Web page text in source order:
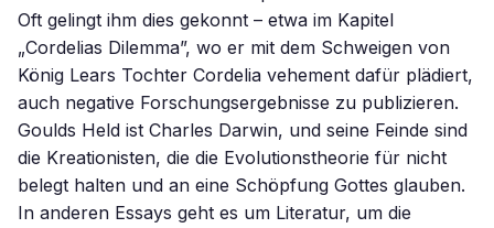
Oft gelingt ihm dies gekonnt – etwa im Kapitel
„Cordelias Dilemma”, wo er mit dem Schweigen von
König Lears Tochter Cordelia vehement dafür plädiert,
auch negative Forschungsergebnisse zu publizieren.
Goulds Held ist Charles Darwin, und seine Feinde sind
die Kreationisten, die die Evolutionstheorie für nicht
belegt halten und an eine Schöpfung Gottes glauben.
In anderen Essays geht es um Literatur, um die